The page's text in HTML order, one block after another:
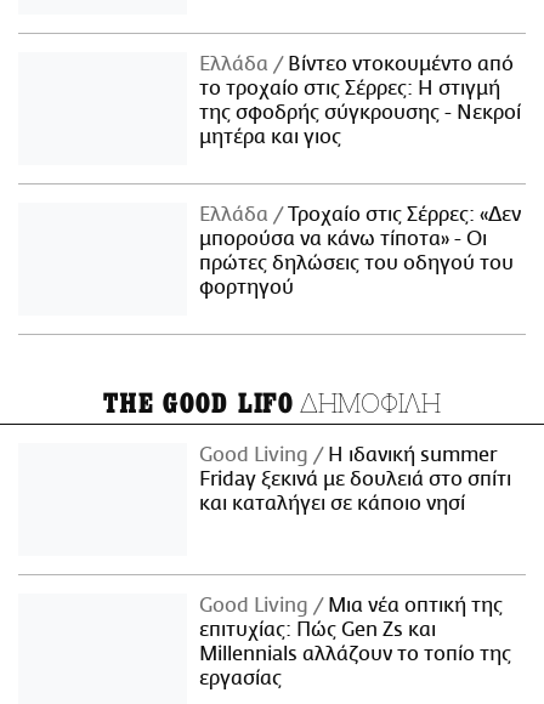
Ελλάδα
Βίντεο ντοκουμέντο από
το τροχαίο στις Σέρρες: Η στιγμή
της σφοδρής σύγκρουσης - Νεκροί
μητέρα και γιος
Ελλάδα
Τροχαίο στις Σέρρες: «Δεν
μπορούσα να κάνω τίποτα» - Οι
πρώτες δηλώσεις του οδηγού του
φορτηγού
THE GOOD LIFO ΔΗΜΟΦΙΛΗ
Good Living
Η ιδανική summer
Friday ξεκινά με δουλειά στο σπίτι
και καταλήγει σε κάποιο νησί
Good Living
Μια νέα οπτική της
επιτυχίας: Πώς Gen Zs και
Millennials αλλάζουν το τοπίο της
εργασίας